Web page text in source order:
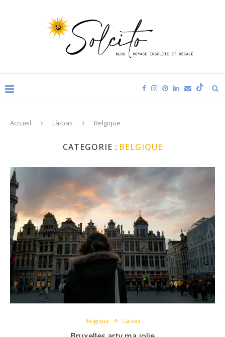
Accueil Là-bas Belgique
CATEGORIE : BELGIQUE
Belgique Là-bas